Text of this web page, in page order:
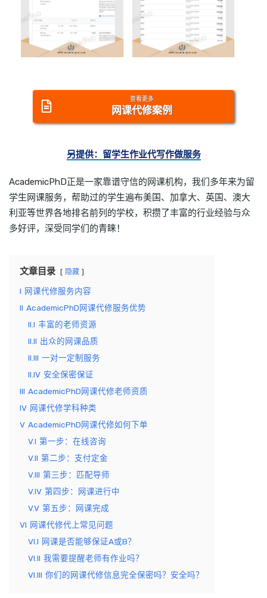
查看更多
网课代修案例
另提供：留学生作业代写作做服务
AcademicPhD正是一家靠谱守信的网课机构，我们多年来为留
学生网课服务，帮助过的学生遍布美国、加拿大、英国、澳大
利亚等世界各地排名前列的学校，积攒了丰富的行业经验与众
多好评，深受同学们的青睐！
文章目录 隐藏
I 网课代修服务内容
II AcademicPhD网课代修服务优势
II.I 丰富的老师资源
II.II 出众的网课品质
II.III 一对一定制服务
II.IV 安全保密保证
III AcademicPhD网课代修老师资质
IV 网课代修学科种类
V AcademicPhD网课代修如何下单
V.I 第一步：在线咨询
V.II 第二步：支付定金
V.III 第三步：匹配导师
V.IV 第四步：网课进行中
V.V 第五步：网课完成
VI 网课代修代上常见问题
VI.I 网课是否能够保证A或B？
VI.II 我需要提醒老师有作业吗？
VI.III 你们的网课代修信息完全保密吗？安全吗？